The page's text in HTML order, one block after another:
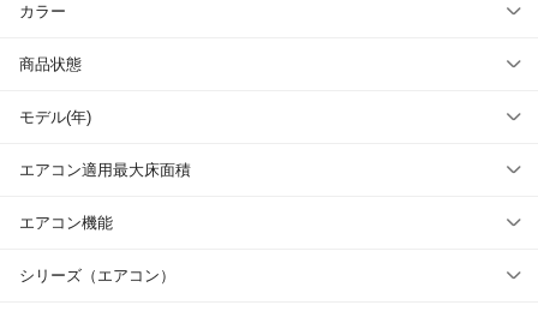
カラー
商品状態
モデル(年)
エアコン適用最大床面積
エアコン機能
シリーズ（エアコン）